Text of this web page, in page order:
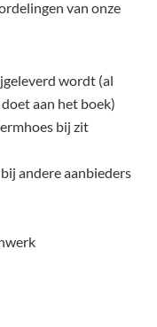
van onze
wordt (al
aan het boek)
bij zit
andere aanbieders